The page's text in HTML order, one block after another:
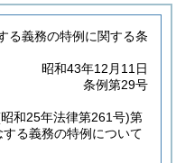
る義務の特例に関する条
昭和43年12月11日
条例第29号
和25年法律第261号)第
る義務の特例について